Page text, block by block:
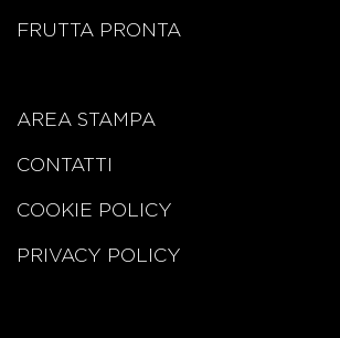
FRUTTA PRONTA
AREA STAMPA
CONTATTI
COOKIE POLICY
PRIVACY POLICY